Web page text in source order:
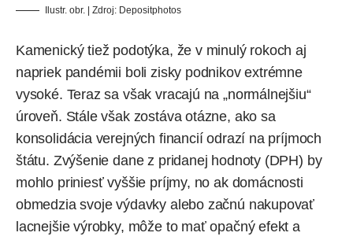
Ilustr. obr. | Zdroj: Depositphotos
Kamenický tiež podotýka, že v minulý rokoch aj
napriek pandémii boli zisky podnikov extrémne
vysoké. Teraz sa však vracajú na „normálnejšiu“
úroveň. Stále však zostáva otázne, ako sa
konsolidácia verejných financií odrazí na príjmoch
štátu. Zvýšenie dane z pridanej hodnoty (DPH) by
mohlo priniesť vyššie príjmy, no ak domácnosti
obmedzia svoje výdavky alebo začnú nakupovať
lacnejšie výrobky, môže to mať opačný efekt a